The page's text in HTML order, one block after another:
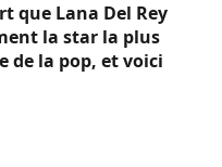
que Lana Del Rey
la star la plus
de la pop, et voici